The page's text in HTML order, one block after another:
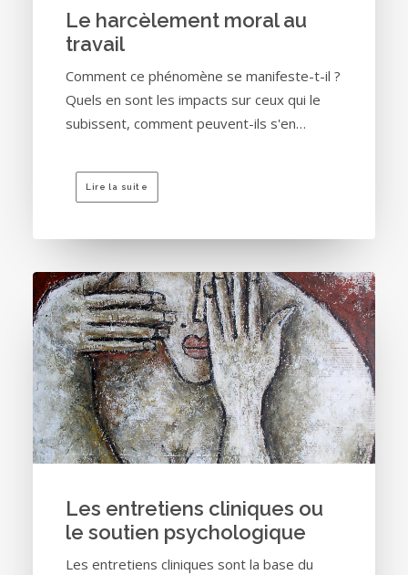
Le harcèlement moral au
travail
Comment ce phénomène se manifeste-t-il ?
Quels en sont les impacts sur ceux qui le
subissent, comment peuvent-ils s'en…
Lire la suite
Les entretiens cliniques ou
le soutien psychologique
Les entretiens cliniques sont la base du